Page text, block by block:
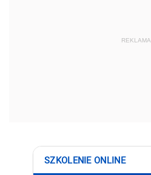
REKLAMA
SZKOLENIE ONLINE